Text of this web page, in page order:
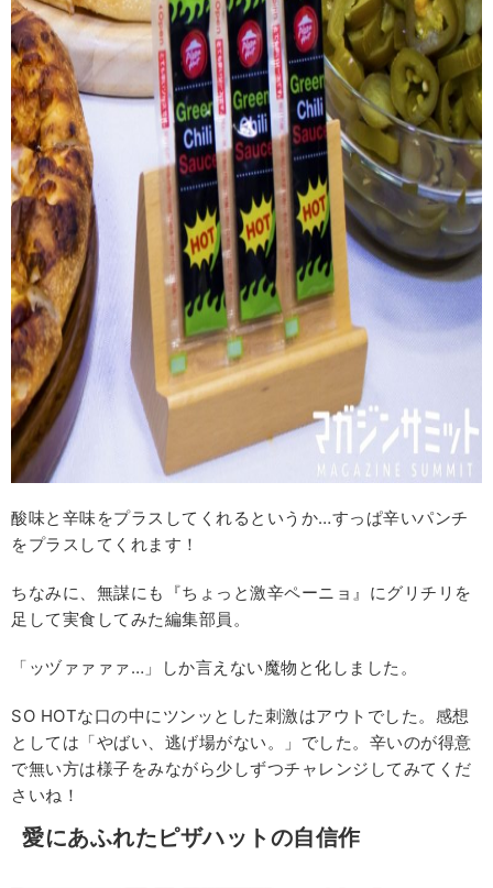
酸味と辛味をプラスしてくれるというか…すっぱ辛いパンチ
をプラスしてくれます！
ちなみに、無謀にも『ちょっと激辛ペーニョ』にグリチリを
足して実食してみた編集部員。
「ッヅァァァァ…」しか言えない魔物と化しました。
SO HOTな口の中にツンッとした刺激はアウトでした。感想
としては「やばい、逃げ場がない。」でした。辛いのが得意
で無い方は様子をみながら少しずつチャレンジしてみてくだ
さいね！
愛にあふれたピザハットの自信作